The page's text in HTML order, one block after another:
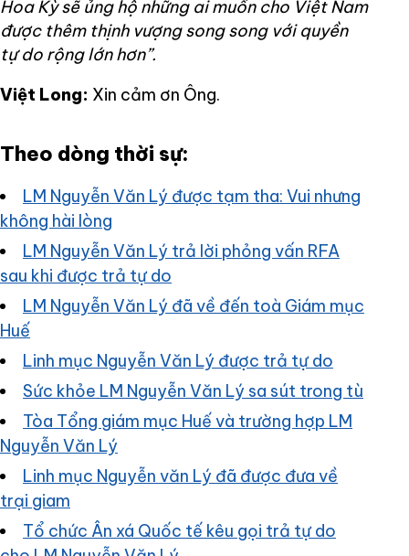
Hoa Kỳ sẽ ủng hộ những ai muốn cho Việt Nam
được thêm thịnh vượng song song với quyền
tự do rộng lớn hơn”.
Việt Long: Xin cảm ơn Ông.
Theo dòng thời sự:
LM Nguyễn Văn Lý được tạm tha: Vui nhưng
không hài lòng
LM Nguyễn Văn Lý trả lời phỏng vấn RFA
sau khi được trả tự do
LM Nguyễn Văn Lý đã về đến toà Giám mục
Huế
Linh mục Nguyễn Văn Lý được trả tự do
Sức khỏe LM Nguyễn Văn Lý sa sút trong tù
Tòa Tổng giám mục Huế và trường hợp LM
Nguyễn Văn Lý
Linh mục Nguyễn văn Lý đã được đưa về
trại giam
Tổ chức Ân xá Quốc tế kêu gọi trả tự do